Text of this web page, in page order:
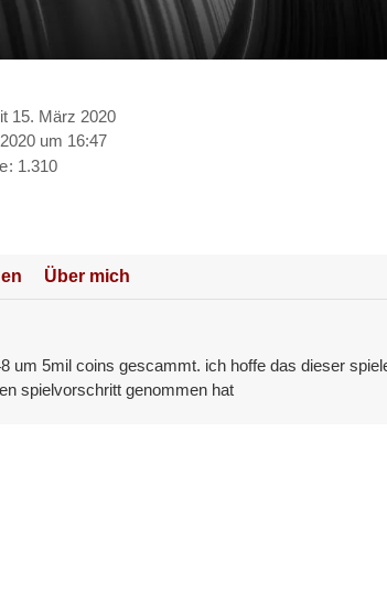
15. März 2020
um 16:47
1.310
Über mich
um 5mil coins gescammt. ich hoffe das dieser
spielvorschritt genommen hat